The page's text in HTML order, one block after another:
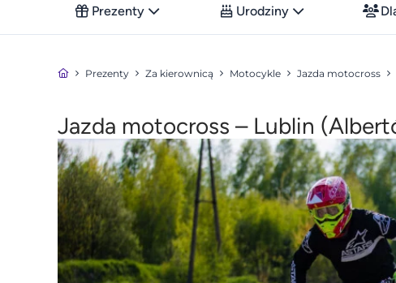
Prezenty Urodziny
Prezenty Za kierownicą Motocykle Jazda motocross
Jazda motocross – Lublin